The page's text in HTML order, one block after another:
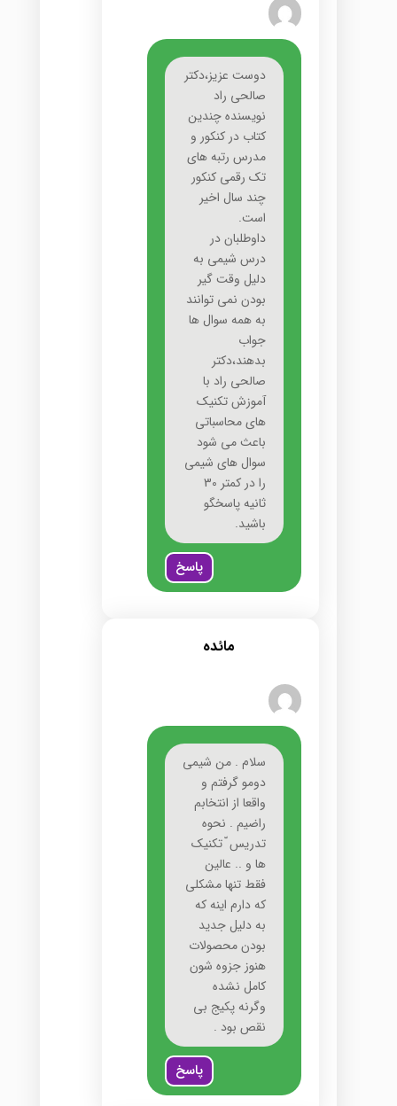
دوست عزیز،دکتر
صالحی راد
نویسنده چندین
کتاب در کنکور و
مدرس رتبه های
تک رقمی کنکور
چند سال اخیر
است.
داوطلبان در
درس شیمی به
دلیل وقت گیر
بودن نمی توانند
به همه سوال ها
جواب
بدهند،دکتر
صالحی راد با
آموزش تکنیک
های محاسباتی
باعث می شود
سوال های شیمی
را در کمتر 30
ثانیه پاسخگو
باشید.
پاسخ
مائده
سلام . من شیمی
دومو گرفتم و
واقعا از انتخابم
راضیم . نحوه
تدریس ّ تکنیک
ها و .. عالین
فقط تنها مشکلی
که دارم اینه که
به دلیل جدید
بودن محصولات
هنوز جزوه شون
کامل نشده
وگرنه پکیج بی
نقص بود .
پاسخ